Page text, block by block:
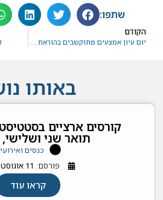
שתפו:
הקודם
יום עיון אמצעים מתוקשבים בהוראת הסטטיסטיקה 24.1.2016
באותו
קורסים ארציים
תואר שני
כנסים
פורסם: 11 אוגוסט, 2022
קראו עוד